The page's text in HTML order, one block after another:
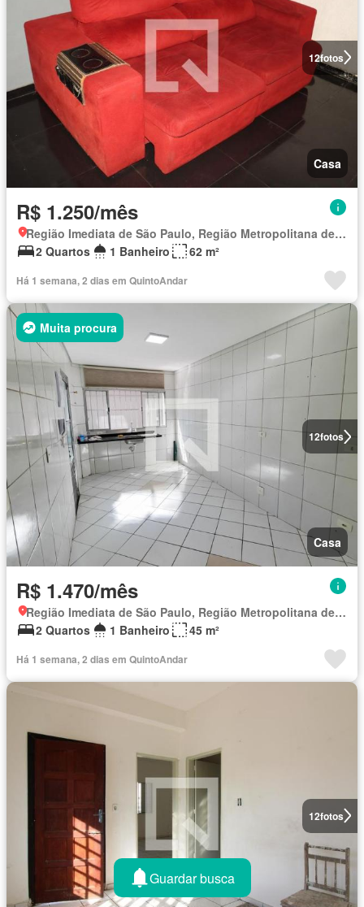
12fotos
Casa
R$ 1.250/mês
Região Imediata de São Paulo, Região Metropolitana de São Paulo
2 Quartos
1 Banheiro 62 m²
Há 1 semana, 2 dias em QuintoAndar
12fotos
Muita procura
Casa
R$ 1.470/mês
Região Imediata de São Paulo, Região Metropolitana de São Paulo
2 Quartos
1 Banheiro 45 m²
Há 1 semana, 2 dias em QuintoAndar
12fotos
Guardar busca